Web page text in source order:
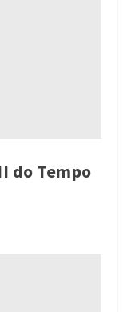
do Tempo